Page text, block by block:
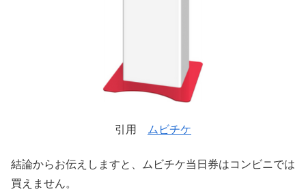
引用 ムビチケ
結論からお伝えしますと、
ムビチケ当日券はコンビニでは
買えません。